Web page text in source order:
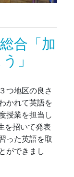
合「加
」
つ地区の良さ
かれて英語を
授業を担当し
を招いて発表
った英語を取
ができまし